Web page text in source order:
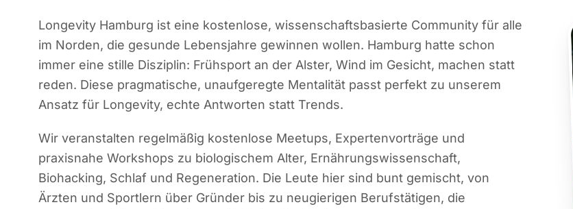
Longevity Hamburg ist eine kostenlose, wissenschaftsbasierte Community für alle
im Norden, die gesunde Lebensjahre gewinnen wollen. Hamburg hatte schon
immer eine stille Disziplin: Frühsport an der Alster, Wind im Gesicht, machen statt
reden. Diese pragmatische, unaufgeregte Mentalität passt perfekt zu unserem
Ansatz für Longevity, echte Antworten statt Trends.
Wir veranstalten regelmäßig kostenlose Meetups, Expertenvorträge und
praxisnahe Workshops zu biologischem Alter, Ernährungswissenschaft,
Biohacking, Schlaf und Regeneration. Die Leute hier sind bunt gemischt, von
Ärzten und Sportlern über Gründer bis zu neugierigen Berufstätigen, die